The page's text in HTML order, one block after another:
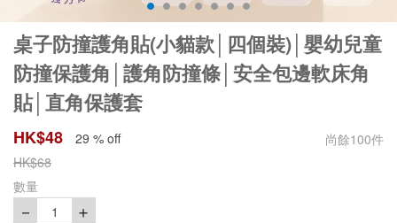
桌子防撞護角貼(小貓款│四個裝)│嬰幼兒童
防撞保護角│護角防撞條│安全包邊軟床角
貼│直角保護套
HK$48 29 % off 尚餘100件
HK$68
數量
－ 1 ＋